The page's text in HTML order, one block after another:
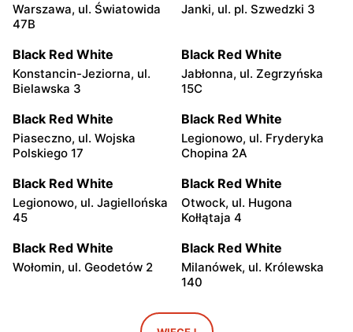
Warszawa, ul. Światowida
47B
Janki, ul. pl. Szwedzki 3
Black Red White
Konstancin-Jeziorna, ul.
Bielawska 3
Black Red White
Jabłonna, ul. Zegrzyńska
15C
Black Red White
Piaseczno, ul. Wojska
Polskiego 17
Black Red White
Legionowo, ul. Fryderyka
Chopina 2A
Black Red White
Legionowo, ul. Jagiellońska
45
Black Red White
Otwock, ul. Hugona
Kołłątaja 4
Black Red White
Wołomin, ul. Geodetów 2
Black Red White
Milanówek, ul. Królewska
140
Black Red White